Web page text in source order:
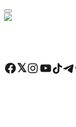
Skip
to
Facebook Twitter Instagram YouTube TikTok Telegram